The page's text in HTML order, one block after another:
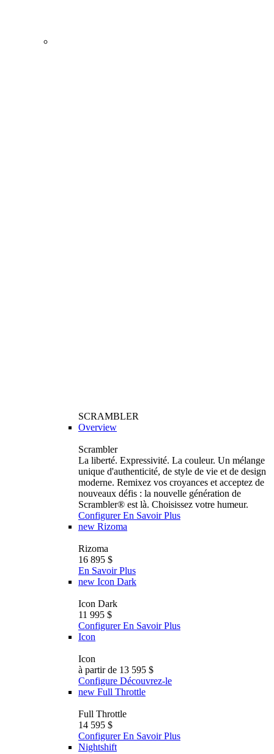
SCRAMBLER
Overview
Scrambler
La liberté. Expressivité. La couleur. Un mélange
unique d'authenticité, de style de vie et de design
moderne. Remixez vos croyances et acceptez de
nouveaux défis : la nouvelle génération de
Scrambler®️ est là. Choisissez votre humeur.
Configurer En Savoir Plus
new Rizoma
Rizoma
16 895 $
En Savoir Plus
new Icon Dark
Icon Dark
11 995 $
Configurer En Savoir Plus
Icon
Icon
à partir de 13 595 $
Configure Découvrez-le
new Full Throttle
Full Throttle
14 595 $
Configurer En Savoir Plus
Nightshift